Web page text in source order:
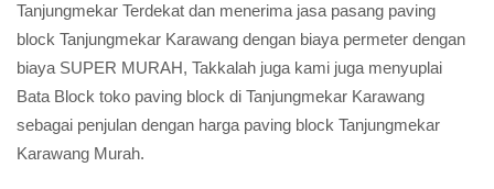
Tanjungmekar Terdekat dan menerima jasa pasang paving
block Tanjungmekar Karawang dengan biaya permeter dengan
biaya SUPER MURAH, Takkalah juga kami juga menyuplai
Bata Block toko paving block di Tanjungmekar Karawang
sebagai penjulan dengan harga paving block Tanjungmekar
Karawang Murah.